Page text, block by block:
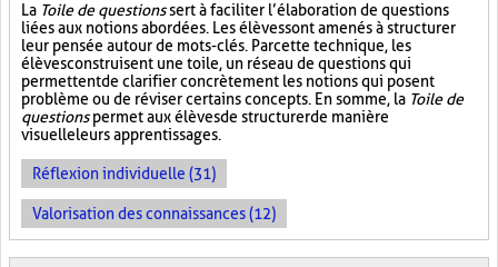
La Toile de questionssert à faciliter l’élaboration de questions
liées aux notions abordées. Les élèves sont amenés à structurer
leur pensée autour de mots-clés. Par cette technique, les
élèves construisent une toile, un réseau de questions qui
permettent de clarifier concrètement les notions qui posent
problème ou de réviser certains concepts. En somme, la Toile de
questionspermet aux élèves de structurer de manière
visuelle leurs apprentissages.
Réflexion individuelle (31)
Valorisation des connaissances (12)